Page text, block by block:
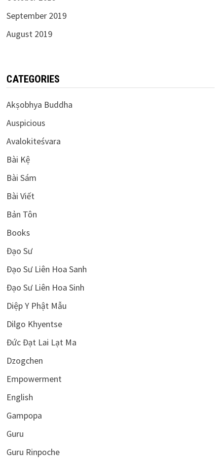
September 2019
August 2019
CATEGORIES
Akṣobhya Buddha
Auspicious
Avalokiteśvara
Bài Kệ
Bài Sám
Bài Viết
Bản Tôn
Books
Đạo Sư
Đạo Sư Liên Hoa Sanh
Đạo Sư Liên Hoa Sinh
Diệp Y Phật Mẫu
Dilgo Khyentse
Đức Đạt Lai Lạt Ma
Dzogchen
Empowerment
English
Gampopa
Guru
Guru Rinpoche